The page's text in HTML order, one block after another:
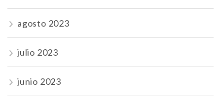
agosto 2023
julio 2023
junio 2023